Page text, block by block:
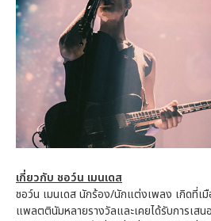
เกี่ยวกับ ชอว์น เมนเดส
ชอว์น เมนเดส นักร้อง/นักแต่งเพลง เกิดที่เมื
แพลตตินัมหลายรางวัลและเคยได้รับการเสน